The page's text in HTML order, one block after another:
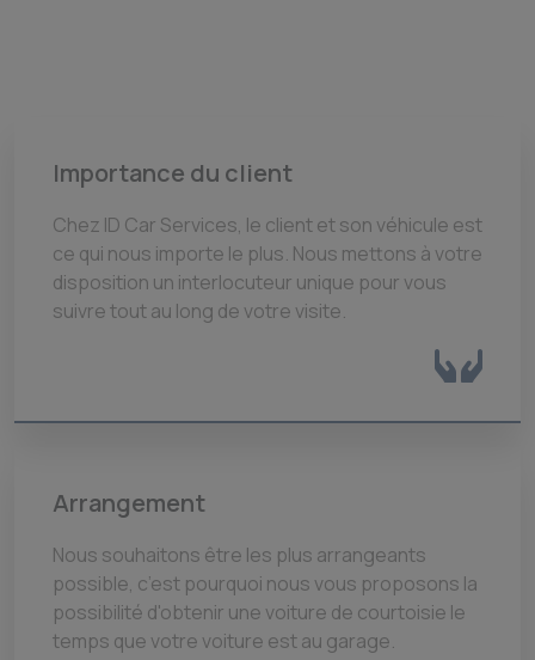
Importance du client
Chez ID Car Services, le client et son véhicule est
ce qui nous importe le plus. Nous mettons à votre
disposition un interlocuteur unique pour vous
suivre tout au long de votre visite.
Arrangement
Nous souhaitons être les plus arrangeants
possible, c’est pourquoi nous vous proposons la
possibilité d'obtenir une voiture de courtoisie le
temps que votre voiture est au garage.